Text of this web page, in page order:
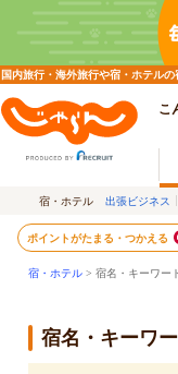
国内旅行・海外旅行や宿・ホテル
こ
宿・ホテル 出張ビジネス
ポイントがたまる・つかえる
宿・ホテル > 宿名・キーワー
宿名・キーワ